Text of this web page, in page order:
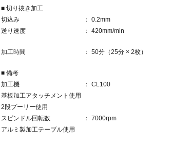
■ 切り抜き加工
切込み
0.2mm
送り速度
420mm/min
加工時間 50分（25分 × 2枚）
■ 備考
加工機
CL100
基板加工アタッチメント使用
2段プーリー使用
スピンドル回転数
7000rpm
アルミ製加工テーブル使用